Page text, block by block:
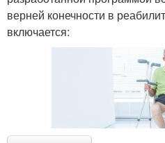
верней конечности в
включается: